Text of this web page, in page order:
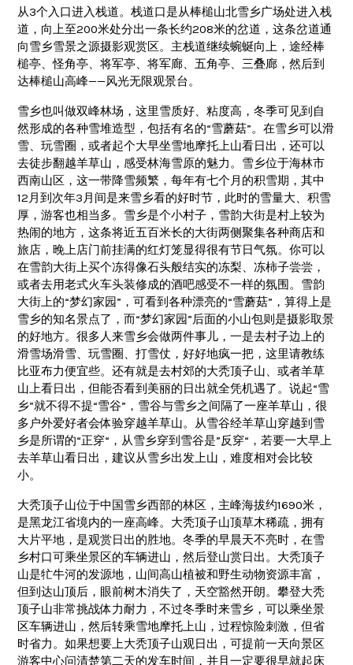
从3个入口进入栈道。栈道口是从棒槌山北雪乡广场处进入栈
道，向上至200米处分出一条长约208米的岔道，这条岔道通
向雪乡雪景之源摄影观赏区。主栈道继续蜿蜒向上，途经棒
槌亭、怪角亭、将军亭、将军廊、五角亭、三叠廊，然后到
达棒槌山高峰——风光无限观景台。
雪乡也叫做双峰林场，这里雪质好、粘度高，冬季可见到自
然形成的各种雪堆造型，包括有名的“雪蘑菇”。在雪乡可以滑
雪、玩雪圈，或者起个大早坐雪地摩托上山看日出，还可以
去徒步翻越羊草山，感受林海雪原的魅力。雪乡位于海林市
西南山区，这一带降雪频繁，每年有七个月的积雪期，其中
12月到次年3月间是来雪乡看的好时节，此时的雪量大、积雪
厚，游客也相当多。雪乡是个小村子，雪韵大街是村上较为
热闹的地方，这条将近五百米长的大街两侧聚集各种商店和
旅店，晚上店门前挂满的红灯笼显得很有节日气氛。你可以
在雪韵大街上买个冻得像石头般结实的冻梨、冻柿子尝尝，
或者去用老式火车头装修成的酒吧感受不一样的氛围。雪韵
大街上的“梦幻家园”，可看到各种漂亮的“雪蘑菇”，算得上是
雪乡的知名景点了，而“梦幻家园”后面的小山包则是摄影取景
的好地方。很多人来雪乡会做两件事儿，一是去村子边上的
滑雪场滑雪、玩雪圈、打雪仗，好好地疯一把，这里请教练
比亚布力便宜些。还有就是去村郊的大秃顶子山、或者羊草
山上看日出，但能否看到美丽的日出就全凭机遇了。说起“雪
乡”就不得不提“雪谷”，雪谷与雪乡之间隔了一座羊草山，很
多户外爱好者会体验穿越羊草山。从雪谷经羊草山穿越到雪
乡是所谓的“正穿“，从雪乡穿到雪谷是”反穿“，若要一大早上
去羊草山看日出，建议从雪乡出发上山，难度相对会比较
小。
大秃顶子山位于中国雪乡西部的林区，主峰海拔约1690米，
是黑龙江省境内的一座高峰。大秃顶子山顶草木稀疏，拥有
大片平地，是观赏日出的胜地。冬季的早晨天不亮时，在雪
乡村口可乘坐景区的车辆进山，然后登山赏日出。大秃顶子
山是牤牛河的发源地，山间高山植被和野生动物资源丰富，
但到达山顶后，眼前树木消失了，天空豁然开朗。攀登大秃
顶子山非常挑战体力耐力，不过冬季时来雪乡，可以乘坐景
区车辆进山，然后转乘雪地摩托上山，过程惊险刺激，但省
时省力。如果想要上大秃顶子山观日出，可提前一天向景区
游客中心问清楚第二天的发车时间，并且一定要很早就起床